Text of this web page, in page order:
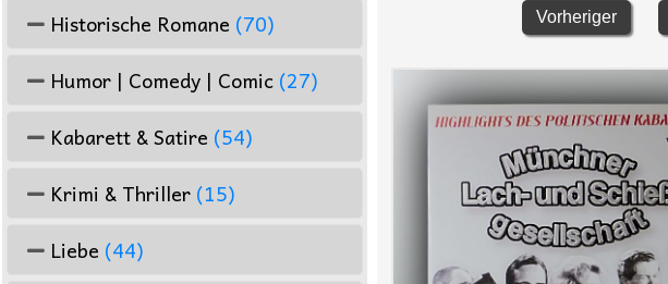
Historische Romane (70)
Humor | Comedy | Comic (27)
Kabarett & Satire (54)
Krimi & Thriller (15)
Liebe (44)
Vorheriger